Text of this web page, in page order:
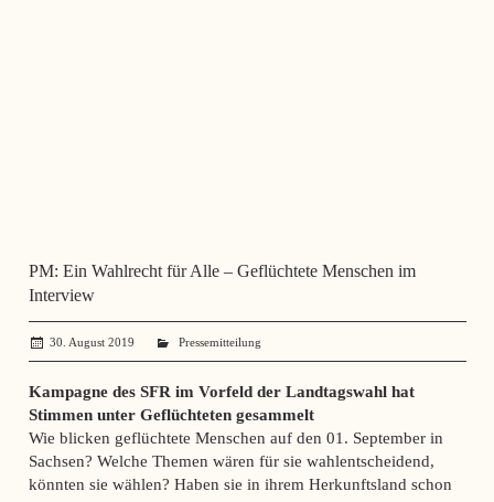
PM: Ein Wahlrecht für Alle – Geflüchtete Menschen im
Interview
30. August 2019 administrator
Pressemitteilung
Kampagne des SFR im Vorfeld der Landtagswahl hat
Stimmen unter Geflüchteten gesammelt
Wie blicken geflüchtete Menschen auf den 01. September in
Sachsen? Welche Themen wären für sie wahlentscheidend,
könnten sie wählen? Haben sie in ihrem Herkunftsland schon